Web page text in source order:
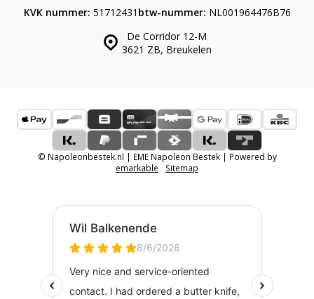
De Corridor 12-M
3621 ZB, Breukelen
KVK nummer: 51712431 btw-nummer: NL001964476B76
© Napoleonbestek.nl | EME Napoleon Bestek | Powered by
emarkable
Sitemap